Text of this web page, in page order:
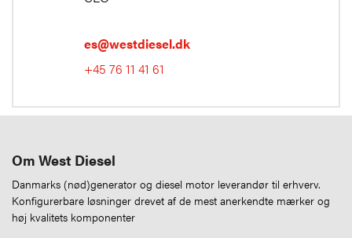
es@westdiesel.dk
+45 76 11 41 61
Om West Diesel
Danmarks (nød)generator og diesel motor leverandør til erhverv.
Konfigurerbare løsninger drevet af de mest anerkendte mærker og
høj kvalitets komponenter